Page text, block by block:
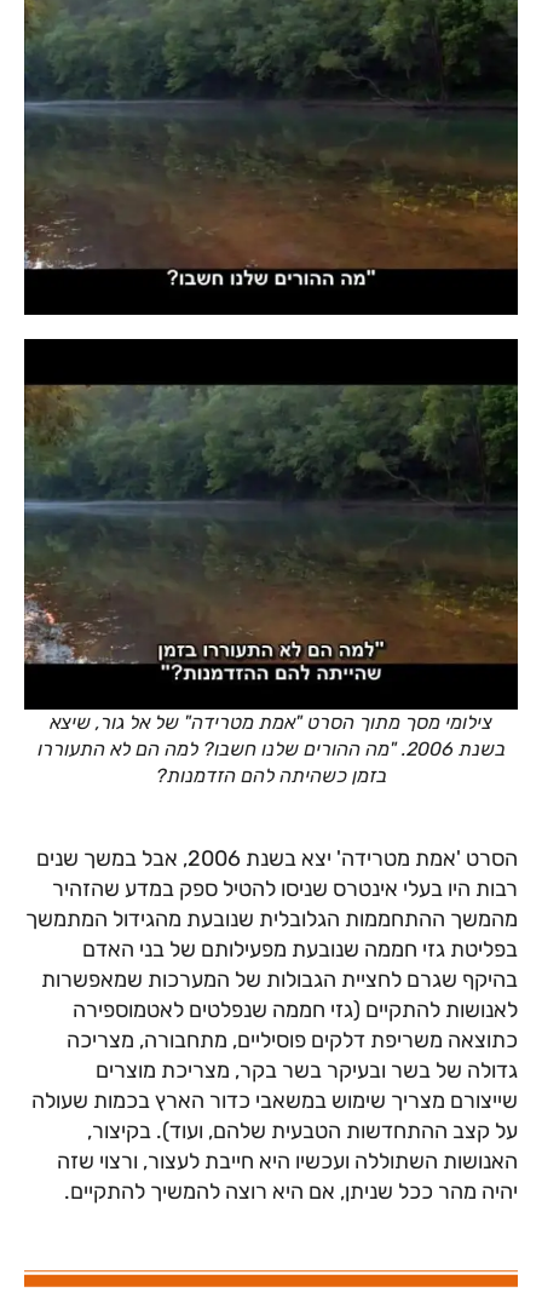
צילומי מסך מתוך הסרט "אמת מטרידה" של אל גור, שיצא
בשנת 2006. "מה ההורים שלנו חשבו? למה הם לא התעוררו
בזמן כשהיתה להם הזדמנות?
הסרט 'אמת מטרידה' יצא בשנת 2006, אבל במשך שנים
רבות היו בעלי אינטרס שניסו להטיל ספק במדע שהזהיר
מהמשך ההתחממות הגלובלית שנובעת מהגידול המתמשך
בפליטת גזי חממה שנובעת מפעילותם של בני האדם
בהיקף שגרם לחציית הגבולות של המערכות שמאפשרות
לאנושות להתקיים (גזי חממה שנפלטים לאטמוספירה
כתוצאה משריפת דלקים פוסיליים, מתחבורה, מצריכה
גדולה של בשר ובעיקר בשר בקר, מצריכת מוצרים
שייצורם מצריך שימוש במשאבי כדור הארץ בכמות שעולה
על קצב ההתחדשות הטבעית שלהם, ועוד). בקיצור,
האנושות השתוללה ועכשיו היא חייבת לעצור, ורצוי שזה
יהיה מהר ככל שניתן, אם היא רוצה להמשיך להתקיים.